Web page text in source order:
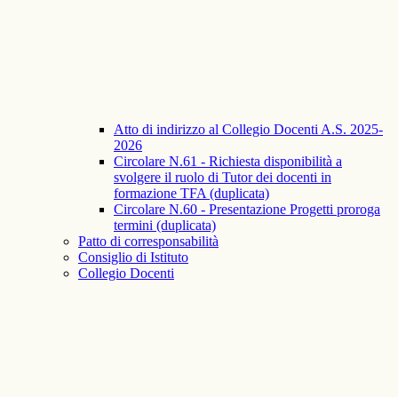
Atto di indirizzo al Collegio Docenti A.S. 2025-
2026
Circolare N.61 - Richiesta disponibilità a
svolgere il ruolo di Tutor dei docenti in
formazione TFA (duplicata)
Circolare N.60 - Presentazione Progetti proroga
termini (duplicata)
Patto di corresponsabilità
Consiglio di Istituto
Collegio Docenti